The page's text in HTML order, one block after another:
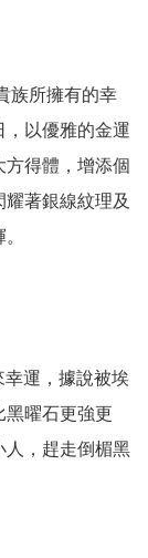
族所擁有的幸
，以優雅的金運
方得體，增添個
著銀線紋理及
幸運，據說被埃
黑曜石更強更
人，趕走倒楣黑